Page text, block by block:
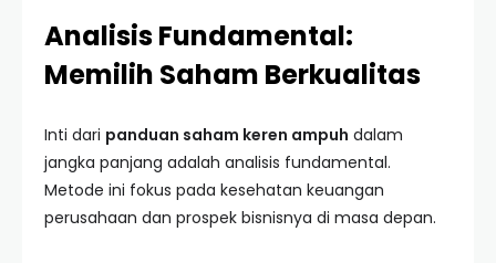
Analisis Fundamental:
Memilih Saham Berkualitas
Inti dari panduan saham keren ampuh dalam
jangka panjang adalah analisis fundamental.
Metode ini fokus pada kesehatan keuangan
perusahaan dan prospek bisnisnya di masa depan.